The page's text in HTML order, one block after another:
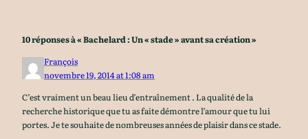
10 réponses à « Bachelard : Un « stade » avant sa création »
François
novembre 19, 2014 at 1:08 am
C’est vraiment un beau lieu d’entraînement . La qualité de la
recherche historique que tu as faite démontre l’amour que tu lui
portes. Je te souhaite de nombreuses années de plaisir dans ce stade.